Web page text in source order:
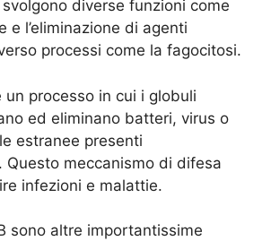
diverse funzioni come
e l’eliminazione di agenti
processi come la fagocitosi.
un processo in cui i globuli
ed eliminano batteri, virus o
estranee presenti
Questo meccanismo di difesa
infezioni e malattie.
sono altre importantissime